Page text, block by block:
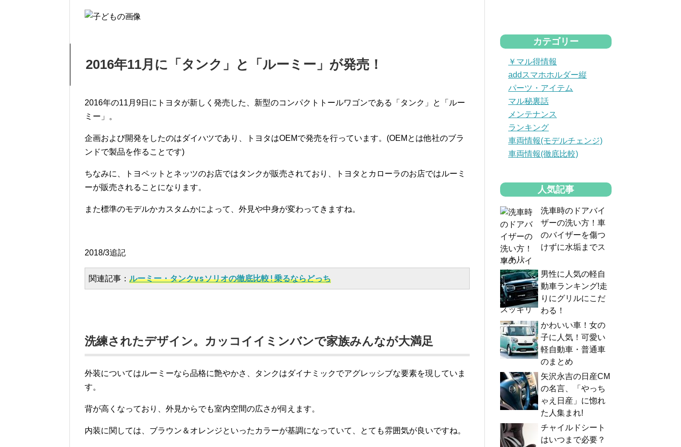
2016年11月に「タンク」と「ルーミー」が発売！
2016年の11月9日にトヨタが新しく発売した、新型のコンパクトトールワゴンである「タンク」と「ルー
ミー」。
企画および開発をしたのはダイハツであり、トヨタはOEMで発売を行っています。(OEMとは他社のブラ
ンドで製品を作ることです)
ちなみに、トヨペットとネッツのお店ではタンクが販売されており、トヨタとカローラのお店ではルーミ
ーが販売されることになります。
また標準のモデルかカスタムかによって、外見や中身が変わってきますね。
2018/3追記
関連記事： ルーミー・タンクvsソリオの徹底比較!乗るならどっち
洗練されたデザイン。カッコイイミンバンで家族みんなが大満足
外装についてはルーミーなら品格に艶やかさ、タンクはダイナミックでアグレッシブな要素を現していま
す。
背が高くなっており、外見からでも室内空間の広さが伺えます。
内装に関しては、ブラウン＆オレンジといったカラーが基調になっていて、とても雰囲気が良いですね。
カテゴリー
￥マル得情報
addスマホホルダー縦
パーツ・アイテム
マル秘裏話
メンテナンス
ランキング
車両情報(モデルチェンジ)
車両情報(徹底比較)
人気記事
洗車時のドアバイ
ザーの洗い方！車
のバイザーを傷つ
けずに水垢までス
ッキリ
男性に人気の軽自
動車ランキング!走
りにグリルにこだ
わる！
かわいい車！女の
子に人気！可愛い
軽自動車・普通車
のまとめ
矢沢永吉の日産CM
の名言、「やっち
ゃえ日産」に惚れ
た人集まれ!
チャイルドシート
はいつまで必要？